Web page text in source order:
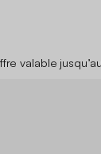
valable